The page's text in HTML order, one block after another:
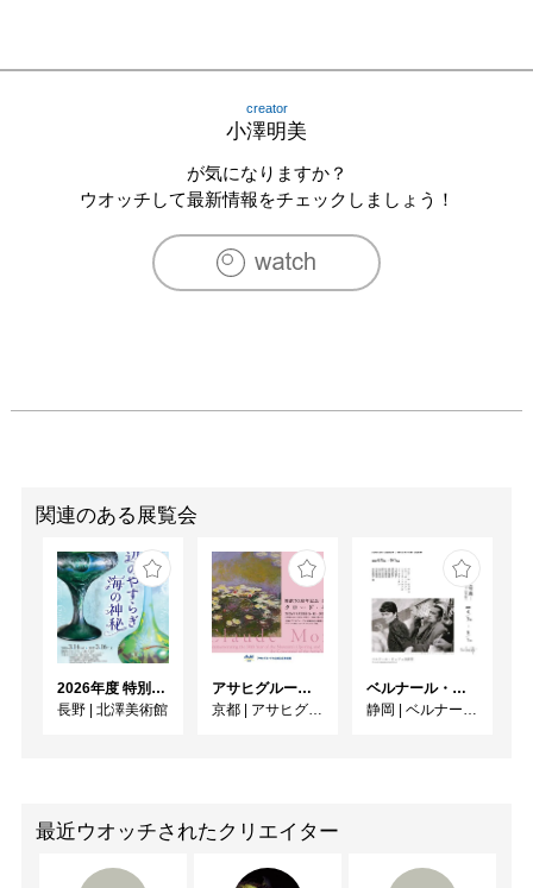
creator
小澤明美
が気になりますか？
ウオッチして最新情報をチェックしましょう！
関連のある展覧会
2026年度 特別展「ガレとドーム、アール･ヌーヴォーのガラス 水辺のやすらぎ、海の神秘」
長野 | 北澤美術館
アサヒグループ大山崎山荘美術館 開館30周年記念展「没後100年 クロード・モネ」
京都 | アサヒグループ大山崎山荘美術館
ベルナール・ビュフェと写真 ーカメラがとらえたビュフェとその時代、そして21 世紀へ
静岡 | ベルナール・ビュフェ美術館
最近ウオッチされたクリエイター